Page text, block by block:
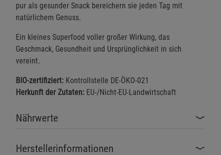
pur als gesunder Snack bereichern sie jeden Tag mit
natürlichem Genuss.
Ein kleines Superfood voller großer Wirkung, das
Geschmack, Gesundheit und Ursprünglichkeit in sich
vereint.
BIO-zertifiziert: Kontrollstelle DE-ÖKO-021
Herkunft der Zutaten: EU-/Nicht-EU-Landwirtschaft
Nährwerte
Herstellerinformationen